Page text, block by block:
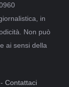
in
Non può
ai sensi della
Contattaci